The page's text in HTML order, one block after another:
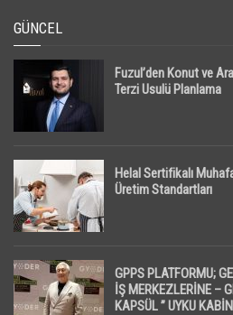
GÜNCEL
Fuzul’den Konut ve
Terzi Usulü Planlama
Helal Sertifikalı
Üretim Standartları
GPPS PLATFORMU;
İŞ MERKEZLERİNE –
KAPSÜL ” UYKU